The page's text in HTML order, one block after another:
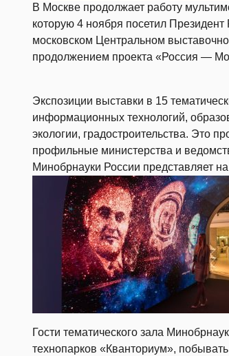
В Москве продолжает работу
которую 4 ноября посетил
московском Центральном
продолжением проекта «Россия —
Экспозиции выставки в 15
информационных технологий,
экологии, градостроительства. Это
профильные министерства и
Минобрнауки России представляет
Гости тематического зала
технопарков «Кванториум»,